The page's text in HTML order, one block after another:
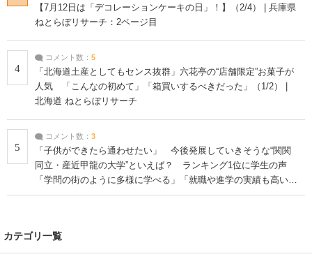
【7月12日は「デコレーションケーキの日」！】（2/4） | 兵庫県
ねとらぼリサーチ：2ページ目
4
コメント数： 5
「北海道土産としてもセンス抜群」六花亭の“店舗限定”お菓子が
人気 「こんなの初めて」「箱買いするべきだった」（1/2） |
北海道 ねとらぼリサーチ
5
コメント数： 3
「子供ができたら通わせたい」 今後発展していきそうな“関関
同立・産近甲龍の大学”といえば？ ランキング1位に学生の声
「学問の街のように多様に学べる」「就職や進学の実績も高い」
| 大学 ねとらぼリサーチ
カテゴリ一覧